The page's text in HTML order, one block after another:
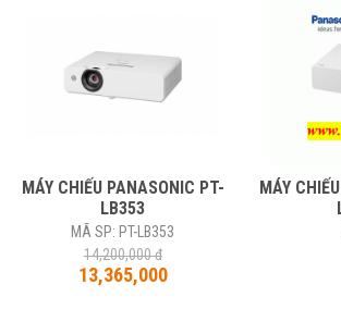
MÁY CHIẾU PANASONIC PT-
LB353
MÃ SP: PT-LB353
14,200,000 đ
13,365,000
MÁY